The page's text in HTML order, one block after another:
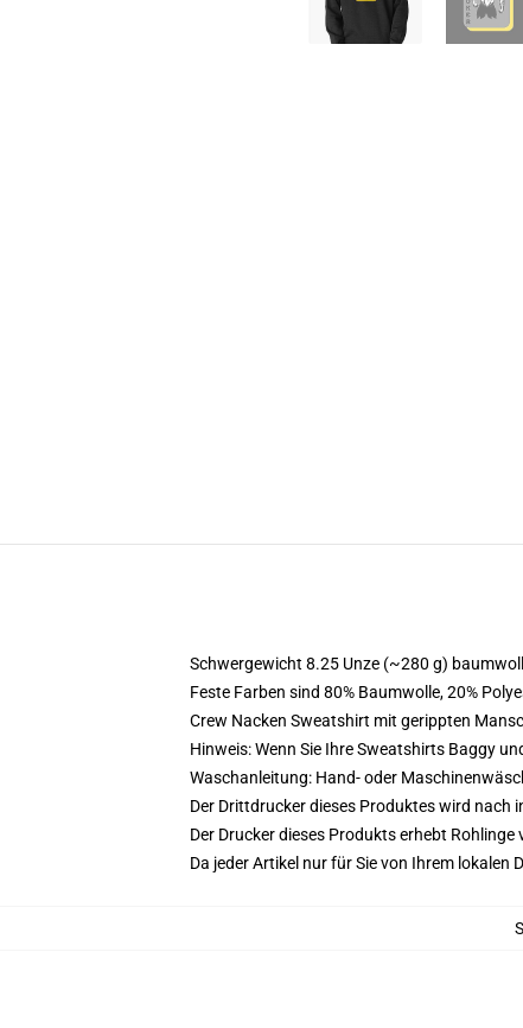
Schwergewicht 8.25 Unze (~280 g)
Feste Farben sind 80% Baumwolle, 20%
Crew Nacken Sweatshirt mit gerippten
Hinweis: Wenn Sie Ihre Sweatshirts Baggy
Waschanleitung: Hand- oder
Der Drittdrucker dieses Produktes wird
Der Drucker dieses Produkts erhebt
Da jeder Artikel nur für Sie von Ihrem